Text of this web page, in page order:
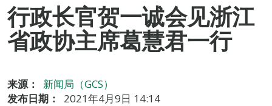
行政长官贺一诚会见浙江
省政协主席葛慧君一行
来源：
新闻局（GCS）
发布日期：
2021年4月9日 14:14